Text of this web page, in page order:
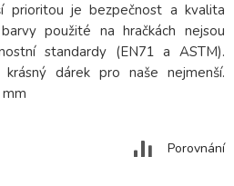
prioritou je bezpečnost a kvalita
použité na hračkách nejsou
standardy (EN71 a ASTM).
dárek pro naše nejmenší.
Porovnání